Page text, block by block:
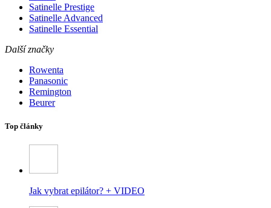
Satinelle Prestige
Satinelle Advanced
Satinelle Essential
Další značky
Rowenta
Panasonic
Remington
Beurer
Top články
Jak vybrat epilátor? + VIDEO